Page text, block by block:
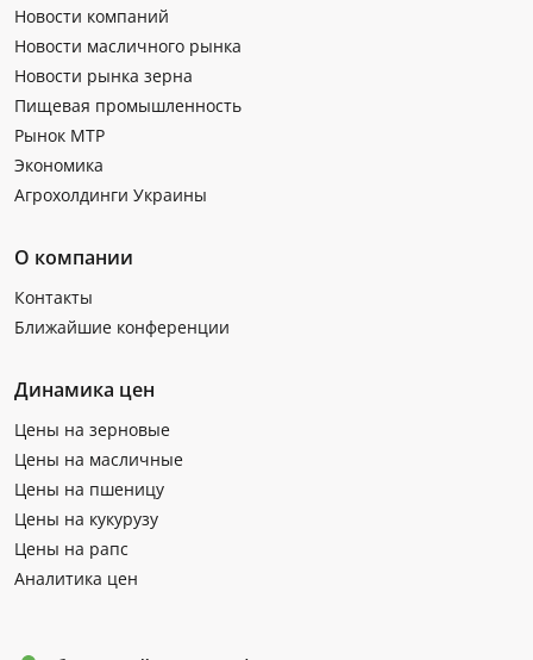
Новости компаний
Новости масличного рынка
Новости рынка зерна
Пищевая промышленность
Рынок МТР
Экономика
Агрохолдинги Украины
О компании
Контакты
Ближайшие конференции
Динамика цен
Цены на зерновые
Цены на масличные
Цены на пшеницу
Цены на кукурузу
Цены на рапс
Аналитика цен